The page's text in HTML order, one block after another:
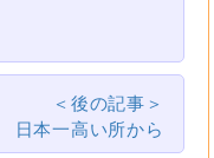
＜後の記事＞
日本一高い所から